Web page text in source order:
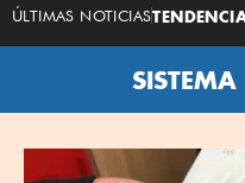
ÚLTIMAS NOTICIAS